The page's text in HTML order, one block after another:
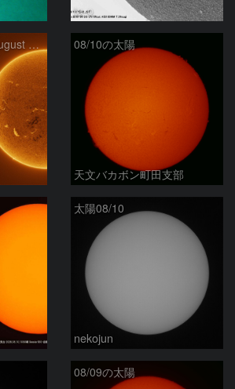
ta-o
Sun in H-alpha on August 10, 2026 08/10の太陽
天文バカボン町田支部
太陽08/10
nekojun
08/09の太陽